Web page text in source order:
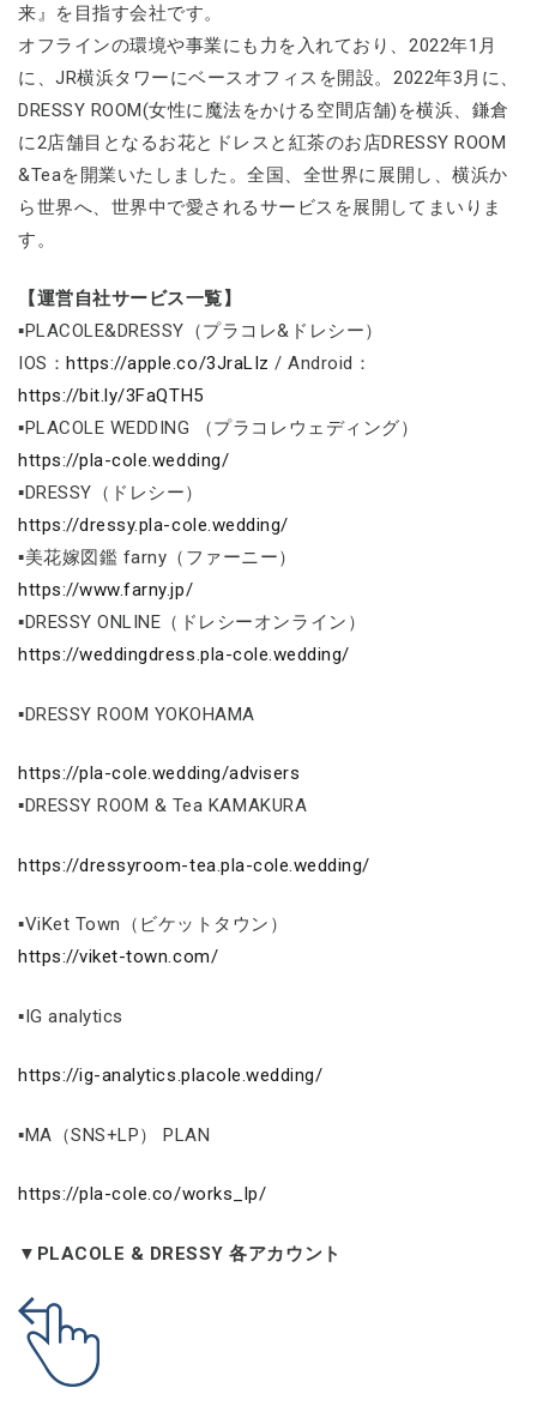
来』を目指す会社です。
オフラインの環境や事業にも力を入れており、2022年1月
に、JR横浜タワーにベースオフィスを開設。2022年3月に、
DRESSY ROOM(女性に魔法をかける空間店舗)を横浜、鎌倉
に2店舗目となるお花とドレスと紅茶のお店DRESSY ROOM
&Teaを開業いたしました。全国、全世界に展開し、横浜か
ら世界へ、世界中で愛されるサービスを展開してまいりま
す。
【運営自社サービス一覧】
▪PLACOLE&DRESSY（プラコレ&ドレシー）
IOS：https://apple.co/3JraLIz / Android：
https://bit.ly/3FaQTH5
▪PLACOLE WEDDING （プラコレウェディング）
https://pla-cole.wedding/
▪DRESSY（ドレシー）
https://dressy.pla-cole.wedding/
▪美花嫁図鑑 farny（ファーニー）
https://www.farny.jp/
▪DRESSY ONLINE（ドレシーオンライン）
https://weddingdress.pla-cole.wedding/
▪DRESSY ROOM YOKOHAMA
https://pla-cole.wedding/advisers
▪DRESSY ROOM & Tea KAMAKURA
https://dressyroom-tea.pla-cole.wedding/
▪ViKet Town（ビケットタウン）
https://viket-town.com/
▪IG analytics
https://ig-analytics.placole.wedding/
▪MA（SNS+LP） PLAN
https://pla-cole.co/works_lp/
▼PLACOLE & DRESSY 各アカウント